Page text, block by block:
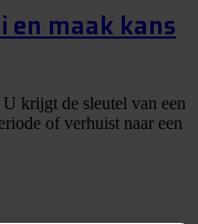
en maak kans
krijgt de sleutel van een
of verhuist naar een